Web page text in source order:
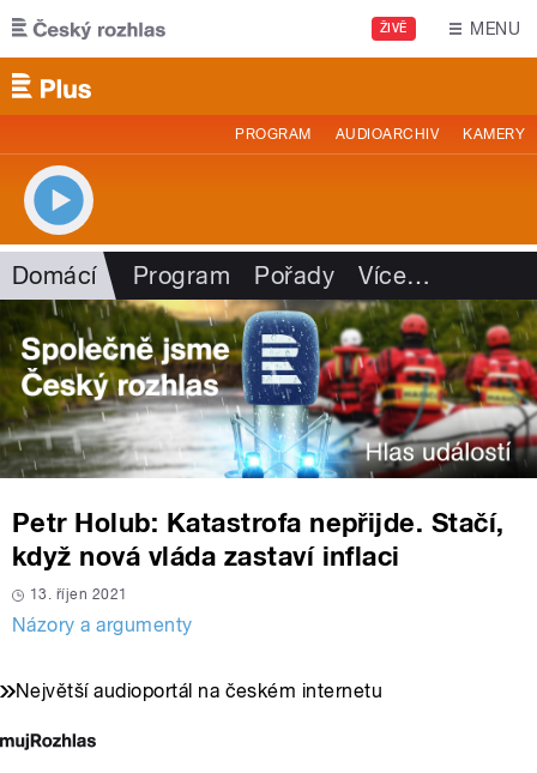
Přejít k hlavnímu obsahu
ŽIVĚ MENU
PROGRAM AUDIOARCHIV KAMERY
Domácí Program Pořady Více…
Petr Holub: Katastrofa nepřijde. Stačí,
když nová vláda zastaví inflaci
13. říjen 2021
Názory a argumenty
Největší audioportál na českém internetu